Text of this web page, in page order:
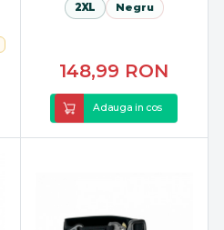
2XL Negru
148,99 RON
Adauga in cos